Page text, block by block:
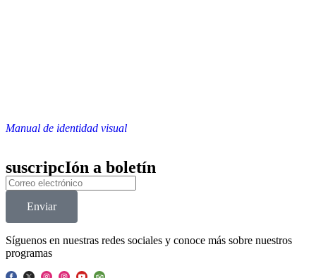
Manual de identidad visual
suscripcIón a boletín
Enviar
Síguenos en nuestras redes sociales y conoce más sobre nuestros
programas